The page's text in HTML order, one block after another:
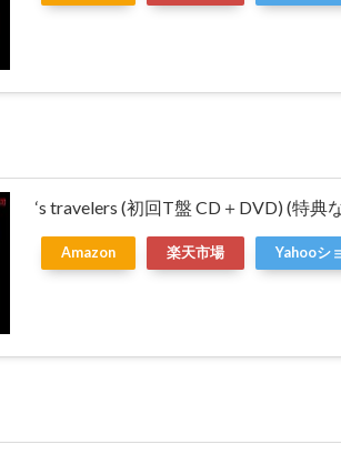
‘s travelers (初回T盤 CD＋DVD) (特典
Amazon 楽天市場 Yahooシ